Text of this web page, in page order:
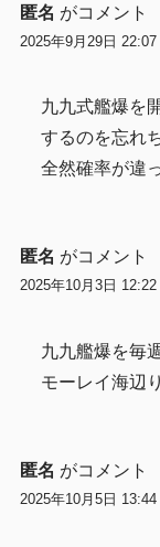
匿名 がコメント
2025年9月29日 22:07
九九式艦爆を
するのを忘れ
全然確率が違
匿名 がコメント
2025年10月3日 12:22
九九艦爆を毎
モーレイ海辺
匿名 がコメント
2025年10月5日 13:44